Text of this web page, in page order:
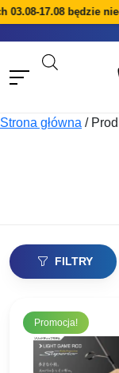
03.08-17.08 będzie
Strona główna /
FILTRY
Promocja!